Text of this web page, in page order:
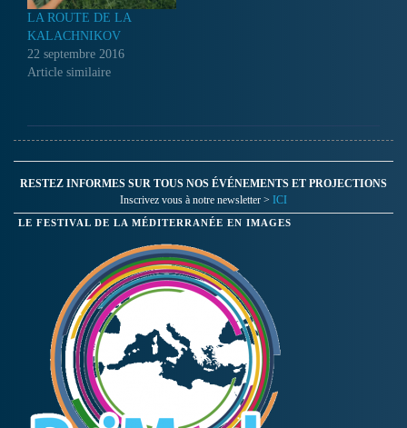
LA ROUTE DE LA
KALACHNIKOV
22 septembre 2016
Article similaire
RESTEZ INFORMES SUR TOUS NOS ÉVÉNEMENTS ET PROJECTIONS
Inscrivez vous à notre newsletter > ICI
LE FESTIVAL DE LA MÉDITERRANÉE EN IMAGES